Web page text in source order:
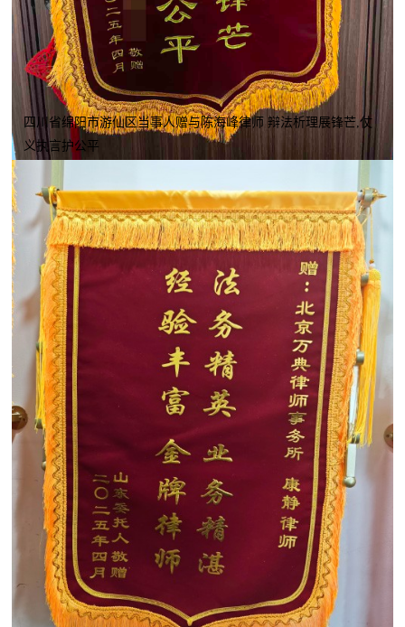
四川省绵阳市游仙区当事人赠与陈海峰律师 辩法析理展锋芒,仗
义执言护公平